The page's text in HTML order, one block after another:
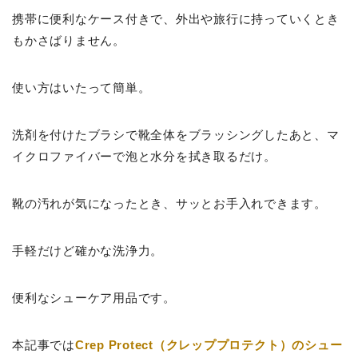
携帯に便利なケース付きで、外出や旅行に持っていくとき
もかさばりません。
使い方はいたって簡単。
洗剤を付けたブラシで靴全体をブラッシングしたあと、マ
イクロファイバーで泡と水分を拭き取るだけ。
靴の汚れが気になったとき、サッとお手入れできます。
手軽だけど確かな洗浄力。
便利なシューケア用品です。
本記事ではCrep Protect（クレッププロテクト）のシュー